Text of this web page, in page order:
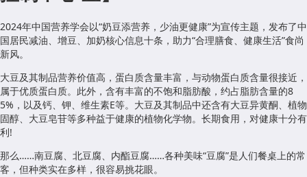
2024年中国营养学会以“奶豆添营养，少油更健康”为宣传主题，发布了中
国居民减油、增豆、加奶核心信息十条，助力“合理膳食、健康生活”食尚
新风。
大豆及其制品营养价值高，蛋白质含量丰富，与动物蛋白质含量很接近，
属于优质蛋白质。此外，含有丰富的不饱和脂肪酸，约占脂肪含量的8
5%，以及钙、钾、维生素E等。大豆及其制品中还含有大豆异黄酮、植物
固醇、大豆皂苷等多种益于健康的植物化学物。长期食用，对健康十分有
利!
那么……南豆腐、北豆腐、内酯豆腐……各种美味“豆腐”是人们餐桌上的常
客，但种类实在多样，很容易挑花眼。